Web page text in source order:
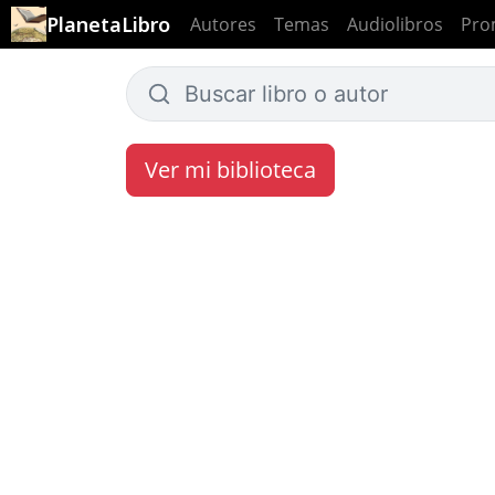
PlanetaLibro Autores Temas Audiolibros
Ver mi biblioteca